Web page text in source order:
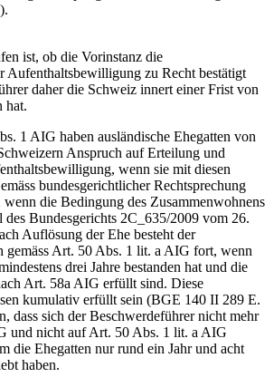
ist, ob die Vorinstanz die
Aufenthaltsbewilligung zu Recht bestätigt
daher die Schweiz innert einer Frist von
hat.
1 AIG haben ausländische Ehegatten von
Anspruch auf Erteilung und
wenn sie mit diesen
bundesgerichtlicher Rechtsprechung
die Bedingung des Zusammenwohnens
Bundesgerichts 2C_635/2009 vom 26.
Auflösung der Ehe besteht der
gemäss Art. 50 Abs. 1 lit. a AIG fort, wenn
drei Jahre bestanden hat und die
Art. 58a AIG erfüllt sind. Diese
kumulativ erfüllt sein (BGE 140 II 289 E.
dass sich der Beschwerdeführer nicht mehr
und nicht auf Art. 50 Abs. 1 lit. a AIG
die Ehegatten nur rund ein Jahr und acht
haben.